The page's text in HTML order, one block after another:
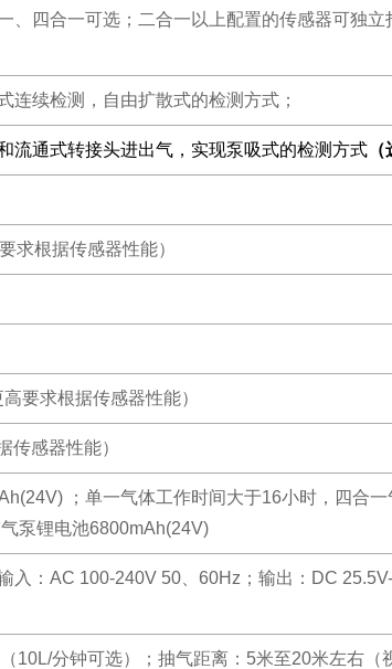
、四合一可选；二合一以上配置的传感器可独
续检测，自由扩散式的检测方式；
通式转接头进出气，实现泵吸式的检测方式
求根据传感器性能）
要求根据传感器性能）
传感器性能）
；单一气体工作时间大于16小时，四合
泵锂电池6800mAh(24V)
入：AC 100-240V 50、60Hz；输出：DC
10L/分钟可选）；抽气距离：5米至20米左右（